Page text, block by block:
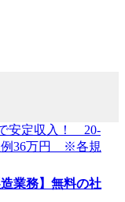
業務】無料の社